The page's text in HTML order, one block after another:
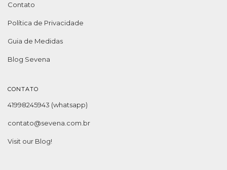
Contato
Política de Privacidade
Guia de Medidas
Blog Sevena
CONTATO
41998245943 (whatsapp)
contato@sevena.com.br
Visit our Blog!